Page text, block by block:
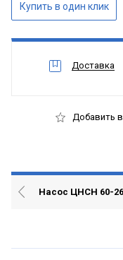
Доставка
Добавить
Насос ЦНСН 60-